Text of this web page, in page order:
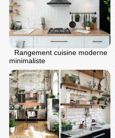
Rangement cuisine moderne
minimaliste